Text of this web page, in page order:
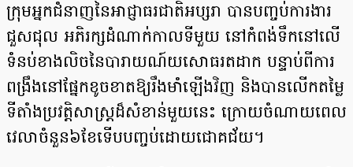
ក្រុមអ្នកជំនាញនៃអាជ្ញាធរជាតិអប្សរា បានបញ្ចប់ការងារ
ជួសជុល អភិរក្សដំណាក់កាលទីមួយ នៅកំពង់ទឹកនៅលើ
ទំនប់ខាងលិចនៃបារាយណ៍យសោធរតដាក បន្ទាប់ពីការ
ពង្រឹងនៅផ្នែកខូចខាតឱ្យរឹងមាំឡើងវិញ និងបានលើកតម្លៃ
ទីតាំងប្រវត្តិសាស្ត្រដ៏សំខាន់មួយនេះ ក្រោយចំណាយពេល
វេលាចំនួន៦ខែទើបបញ្ចប់ដោយជោគជ័យ។